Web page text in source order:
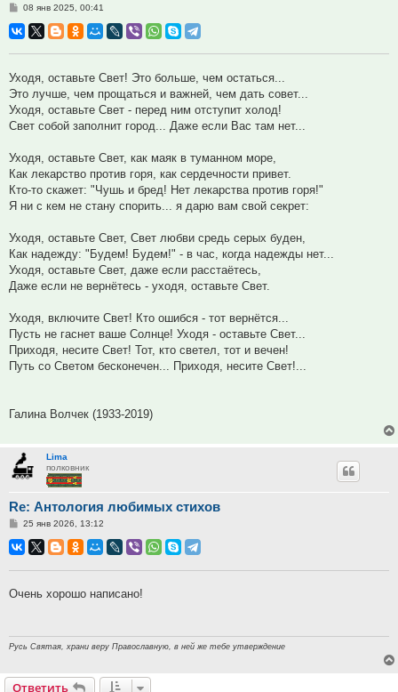
Сообщение
08 янв 2025, 00:41
Уходя, оставьте Свет! Это больше, чем остаться...
Это лучше, чем прощаться и важней, чем дать совет...
Уходя, оставьте Свет - перед ним отступит холод!
Свет собой заполнит город... Даже если Вас там нет...
Уходя, оставьте Свет, как маяк в туманном море,
Как лекарство против горя, как сердечности привет.
Кто-то скажет: "Чушь и бред! Нет лекарства против горя!"
Я ни с кем не стану спорить... я дарю вам свой секрет:
Уходя, оставьте Свет, Свет любви средь серых буден,
Как надежду: "Будем! Будем!" - в час, когда надежды нет...
Уходя, оставьте Свет, даже если расстаётесь,
Даже если не вернётесь - уходя, оставьте Свет.
Уходя, включите Свет! Кто ошибся - тот вернётся...
Пусть не гаснет ваше Солнце! Уходя - оставьте Свет...
Приходя, несите Свет! Тот, кто светел, тот и вечен!
Путь со Светом бесконечен... Приходя, несите Свет!...
Галина Волчек (1933-2019)
Lima
полковник
Re: Антология любимых стихов
Сообщение
25 янв 2026, 13:12
Очень хорошо написано!
Русь Святая, храни веру Православную, в ней же тебе утверждение
Ответить